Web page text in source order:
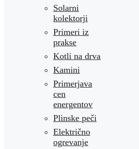
Solarni
kolektorji
Primeri iz
prakse
Kotli na drva
Kamini
Primerjava
cen
energentov
Plinske peči
Električno
ogrevanje